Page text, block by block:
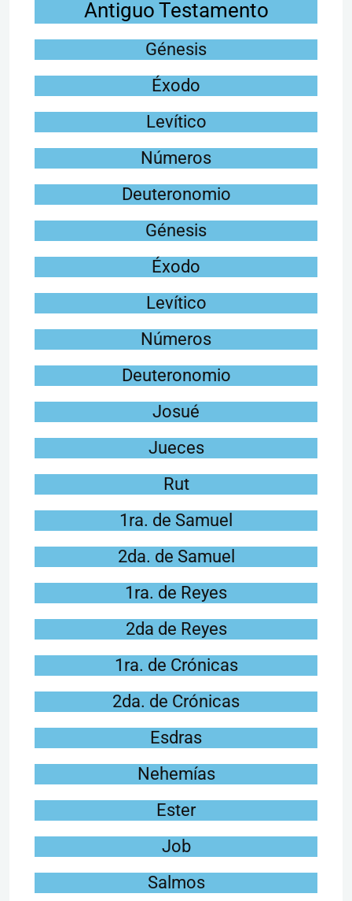
Antiguo Testamento
Génesis
Éxodo
Levítico
Números
Deuteronomio
Génesis
Éxodo
Levítico
Números
Deuteronomio
Josué
Jueces
Rut
1ra. de Samuel
2da. de Samuel
1ra. de Reyes
2da de Reyes
1ra. de Crónicas
2da. de Crónicas
Esdras
Nehemías
Ester
Job
Salmos